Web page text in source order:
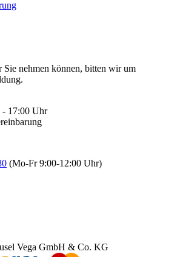
nehmen können, bitten wir um
- 17:00 Uhr
(Mo-Fr 9:00-12:00 Uhr)
Vega GmbH & Co. KG